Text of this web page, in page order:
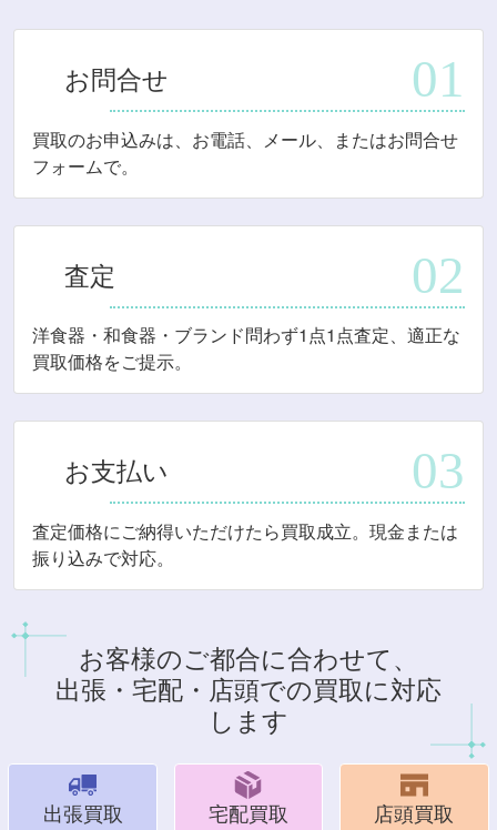
お問合せ
買取のお申込みは、お電話、メール、またはお問合せ
フォームで。
査定
洋食器・和食器・ブランド問わず1点1点査定、適正な
買取価格をご提示。
お支払い
査定価格にご納得いただけたら買取成立。現金または
振り込みで対応。
お客様のご都合に合わせて、
出張・宅配・店頭での買取に対応
します
出張買取 宅配買取 店頭買取